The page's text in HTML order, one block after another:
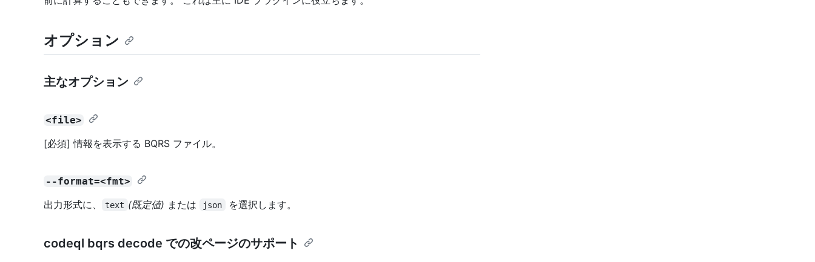
オプション
主なオプション
<file>
[必須] 情報を表示する BQRS ファイル。
--format=<fmt>
出力形式に、 text (既定値) または json を選択します。
codeql bqrs decode での改ページのサポート